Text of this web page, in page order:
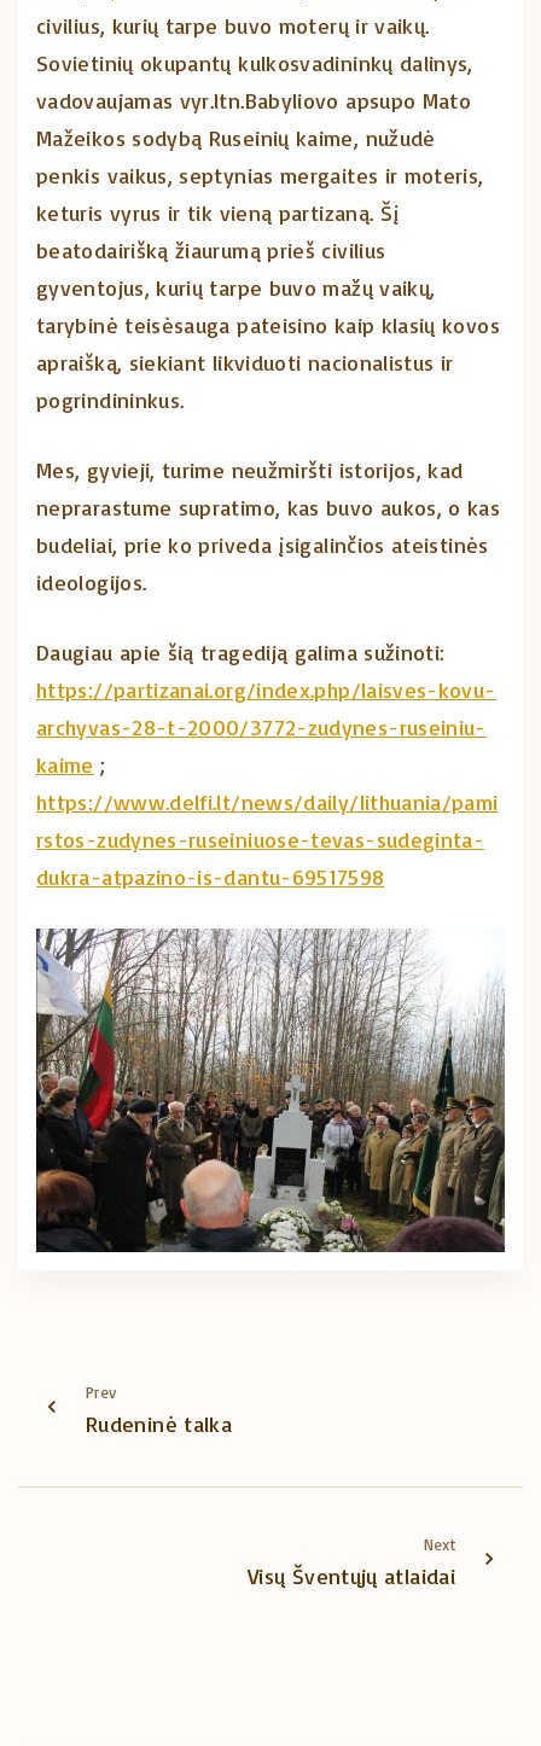
civilius, kurių tarpe buvo moterų ir vaikų.
Sovietinių okupantų kulkosvadininkų dalinys,
vadovaujamas vyr.ltn.Babyliovo apsupo Mato
Mažeikos sodybą Ruseinių kaime, nužudė
penkis vaikus, septynias mergaites ir moteris,
keturis vyrus ir tik vieną partizaną. Šį
beatodairišką žiaurumą prieš civilius
gyventojus, kurių tarpe buvo mažų vaikų,
tarybinė teisėsauga pateisino kaip klasių kovos
apraišką, siekiant likviduoti nacionalistus ir
pogrindininkus.
Mes, gyvieji, turime neužmiršti istorijos, kad
neprarastume supratimo, kas buvo aukos, o kas
budeliai, prie ko priveda įsigalinčios ateistinės
ideologijos.
Daugiau apie šią tragediją galima sužinoti:
https://partizanai.org/index.php/laisves-kovu-
archyvas-28-t-2000/3772-zudynes-ruseiniu-
kaime ;
https://www.delfi.lt/news/daily/lithuania/pami
rstos-zudynes-ruseiniuose-tevas-sudeginta-
dukra-atpazino-is-dantu-69517598
Prev
Rudeninė talka
Next
Visų Šventųjų atlaidai